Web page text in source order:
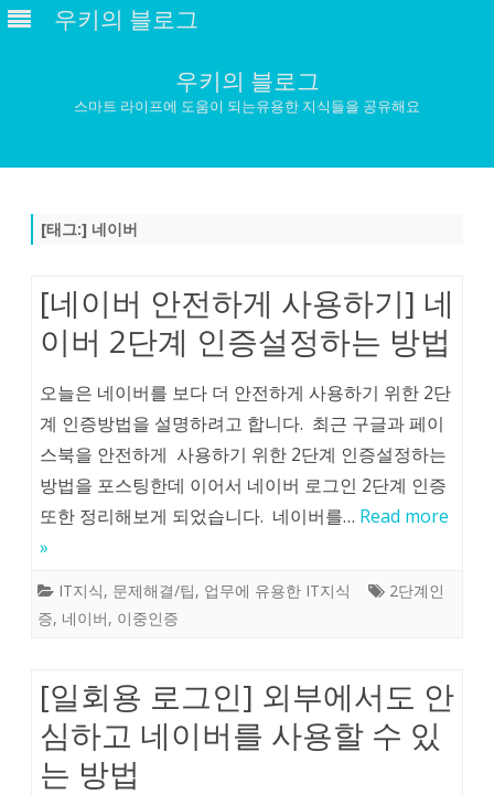
우키의 블로그
우키의 블로그
스마트 라이프에 도움이 되는유용한 지식들을 공유해요
[태그:] 네이버
[네이버 안전하게 사용하기] 네
이버 2단계 인증설정하는 방법
오늘은 네이버를 보다 더 안전하게 사용하기 위한 2단
계 인증방법을 설명하려고 합니다. 최근 구글과 페이
스북을 안전하게 사용하기 위한 2단계 인증설정하는
방법을 포스팅한데 이어서 네이버 로그인 2단계 인증
또한 정리해보게 되었습니다. 네이버를… Read more
»
IT지식, 문제해결/팁, 업무에 유용한 IT지식
2단계인
증, 네이버, 이중인증
[일회용 로그인] 외부에서도 안
심하고 네이버를 사용할 수 있
는 방법